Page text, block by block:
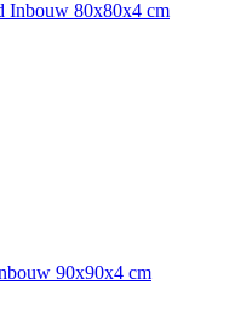
Inbouw 80x80x4 cm
90x90x4 cm